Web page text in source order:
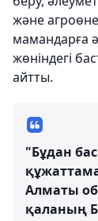
және
мамандарға
жөніндегі
айтты.
"Бұдан
Алматы
қаланың